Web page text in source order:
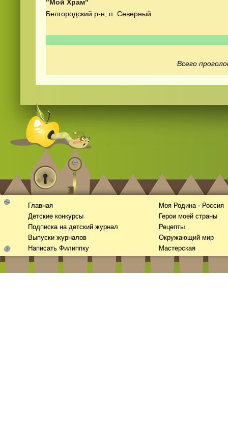
"Мой Храм"
Белгородский р-н, п. Северный
Всего
Главная
Детские конкурсы
Подписка на детский журнал
Выпуски журналов
Написать Филиппку
Моя Родина - Россия
Герои моей страны
Рецепты
Окружающий мир
Мастерская